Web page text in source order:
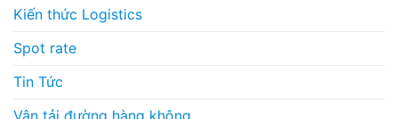
Kiến thức Logistics
Spot rate
Tin Tức